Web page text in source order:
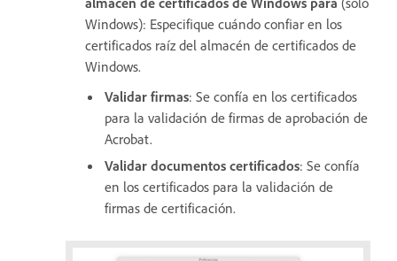
Windows): Especifique cuándo confiar en los
certificados raíz del almacén de certificados de
Windows.
Validar firmas: Se confía en los certificados
para la validación de firmas de aprobación de
Acrobat.
Validar documentos certificados: Se confía
en los certificados para la validación de
firmas de certificación.